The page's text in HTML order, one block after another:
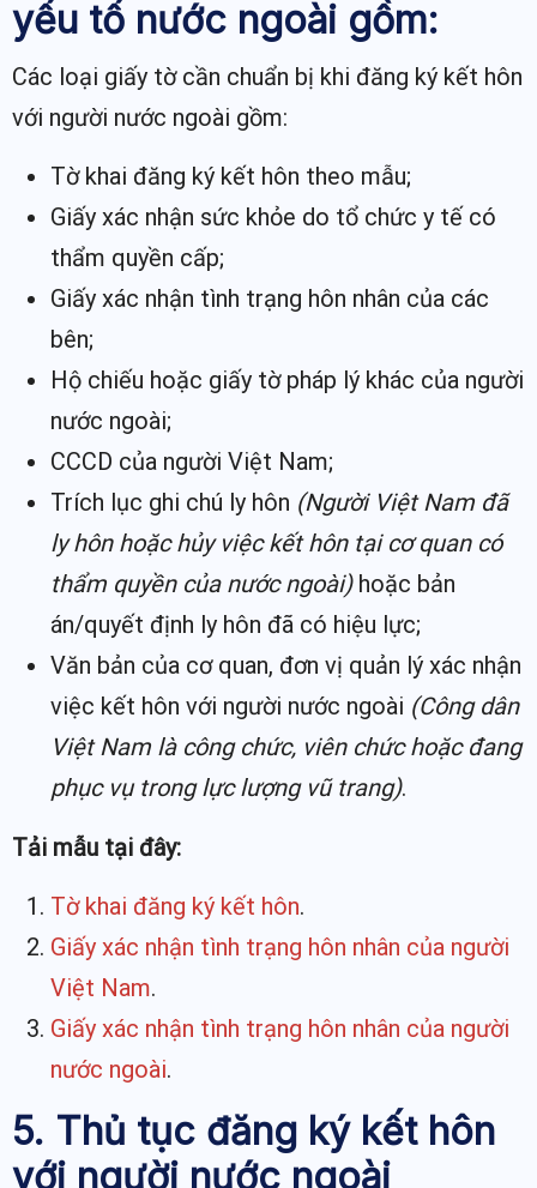
yếu tố nước ngoài gồm:
Các loại giấy tờ cần chuẩn bị khi đăng ký kết hôn
với người nước ngoài gồm:
Tờ khai đăng ký kết hôn theo mẫu;
Giấy xác nhận sức khỏe do tổ chức y tế có
thẩm quyền cấp;
Giấy xác nhận tình trạng hôn nhân của các
bên;
Hộ chiếu hoặc giấy tờ pháp lý khác của người
nước ngoài;
CCCD của người Việt Nam;
Trích lục ghi chú ly hôn (Người Việt Nam đã
ly hôn hoặc hủy việc kết hôn tại cơ quan có
thẩm quyền của nước ngoài) hoặc bản
án/quyết định ly hôn đã có hiệu lực;
Văn bản của cơ quan, đơn vị quản lý xác nhận
việc kết hôn với người nước ngoài (Công dân
Việt Nam là công chức, viên chức hoặc đang
phục vụ trong lực lượng vũ trang).
Tải mẫu tại đây:
Tờ khai đăng ký kết hôn.
Giấy xác nhận tình trạng hôn nhân của người
Việt Nam.
Giấy xác nhận tình trạng hôn nhân của người
nước ngoài.
5. Thủ tục đăng ký kết hôn
với người nước ngoài